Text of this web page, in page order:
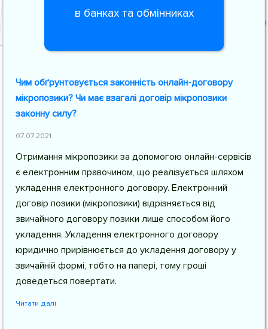
в банках та обмінниках
Чим обґрунтовується законність онлайн-договору
мікропозики? Чи має взагалі договір мікропозики
законну силу?
07.07.2021
Отримання мікропозики за допомогою онлайн-сервісів
є електронним правочином, що реалізується шляхом
укладення електронного договору. Електронний
договір позики (мікропозики) відрізняється від
звичайного договору позики лише способом його
укладення. Укладення електронного договору
юридично прирівнюється до укладення договору у
звичайній формі, тобто на папері, тому гроші
доведеться повертати.
Читати далі